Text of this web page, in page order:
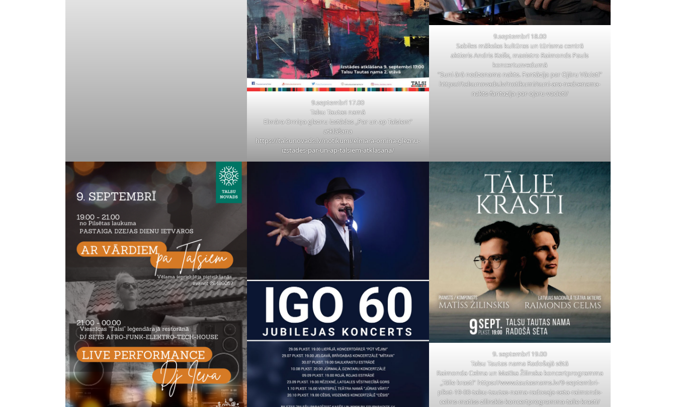
9.septembrī 17.00
Talsu Tautas namā
Elmāra Orniņa gleznu izstādes „Par un ap Talsiem”
atklāšana
https://talsunovads.lv/notikumi/elmara-ornina-gleznu-
izstades-par-un-ap-talsiem-atklasana/
9.septembrī 18.00
Sabiles mākslas kultūras un tūrisma centrā
aktieris Andris Keišs, maeistro Raimonds Pauls
koncertuzvedumā
“Suni ārā nedzenama nakts. Fantāzija par Ojāru Vācieti”
https://talsunovads.lv/notikumi/suni-ara-nedzenama-
nakts-fantazija-par-ojaru-vacieti/
9. septembrī 19.00
Talsu Tautas nama Radošajā sētā
Raimonda Celma un Matīsa Žilinska koncertprogramma
„Tālie krasti”https://www.tautasnams.lv/9-septembri-
plkst-19-00-talsu-tautas-nama-radosaja-seta-raimonds-
celms-matiss-zilinskis-koncertprogramma-talie-krasti/